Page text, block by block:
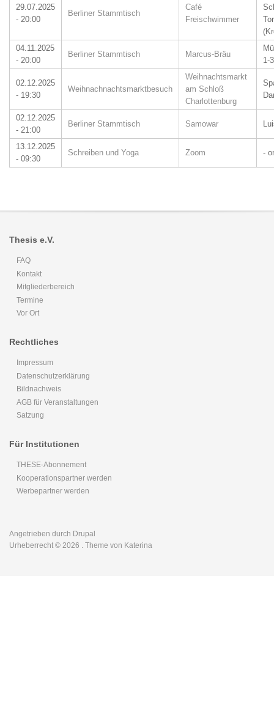
29.07.2025
- 20:00
Berliner Stammtisch
Café
Freischwimmer
04.11.2025
- 20:00
Berliner Stammtisch Marcus-Bräu
1-3
02.12.2025
- 19:30
Weihnachnachtsmarktbesuch
Weihnachtsmarkt
am Schloß
Charlottenburg
02.12.2025
- 21:00
Berliner Stammtisch Samowar
13.12.2025
- 09:30
Schreiben und Yoga Zoom -
Thesis e.V.
FAQ
Kontakt
Mitgliederbereich
Termine
Vor Ort
Rechtliches
Impressum
Datenschutzerklärung
Bildnachweis
AGB für Veranstaltungen
Satzung
Für Institutionen
THESE-Abonnement
Kooperationspartner werden
Werbepartner werden
Angetrieben durch Drupal
Urheberrecht © 2026 . Theme von Katerina